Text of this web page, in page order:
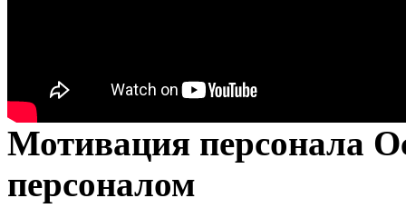
Мотивация персонала
персоналом